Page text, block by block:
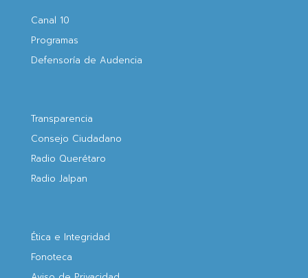
Canal 10
Programas
Defensoría de Audencia
Transparencia
Consejo Ciudadano
Radio Querétaro
Radio Jalpan
Ética e Integridad
Fonoteca